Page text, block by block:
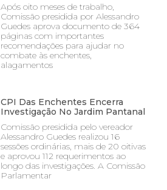
Após oito meses de trabalho,
Comissão presidida por Alessandro
Guedes aprova documento de 364
páginas com importantes
recomendações para ajudar no
combate às enchentes,
alagamentos
CPI Das Enchentes Encerra
Investigação No Jardim Pantanal
Comissão presidida pelo vereador
Alessandro Guedes realizou 16
sessões ordinárias, mais de 20 oitivas
e aprovou 112 requerimentos ao
longo das investigações. A Comissão
Parlamentar